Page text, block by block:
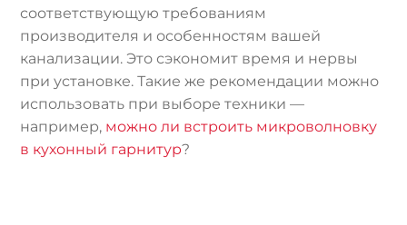
соответствующую требованиям
производителя и особенностям вашей
канализации. Это сэкономит время и нервы
при установке. Такие же рекомендации можно
использовать при выборе техники —
например, можно ли встроить микроволновку
в кухонный гарнитур?